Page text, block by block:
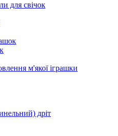
для свічок
м'якої іграшки
дріт